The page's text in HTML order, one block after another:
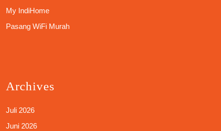
My IndiHome
Pasang WiFi Murah
Archives
Juli 2026
Juni 2026